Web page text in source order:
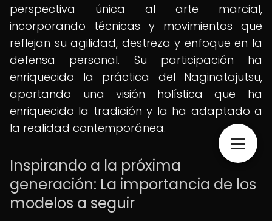
perspectiva única al arte marcial,
incorporando técnicas y movimientos que
reflejan su agilidad, destreza y enfoque en la
defensa personal. Su participación ha
enriquecido la práctica del Naginatajutsu,
aportando una visión holística que ha
enriquecido la tradición y la ha adaptado a
la realidad contemporánea.
Inspirando a la próxima
generación: La importancia de los
modelos a seguir